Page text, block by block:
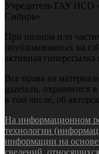
Учредитель ГАУ НСО
Сибирь»
При полном или
опубликованных на
активная гиперссылка
Все права на
gazeta.ru, охраняются
в том числе, об
На информационном
технологии
информации на основе